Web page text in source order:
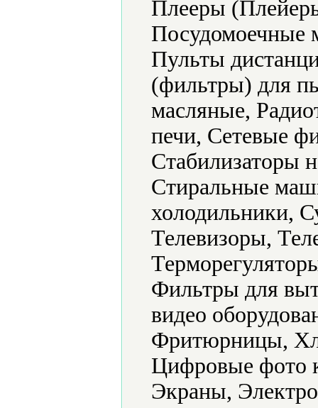
Плееры
Посудомоечные
Пульты
(фильтры) для
масляные,
печи, Сетевые
Стабилизаторы
Стиральные
холодильники,
Телевизоры,
Фильтры для
видео
Фритюрницы,
Цифровые фото
Экраны,